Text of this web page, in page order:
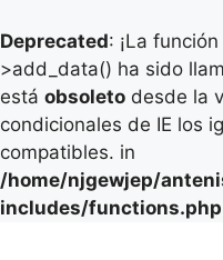
Deprecated: ¡La
>add_data() ha sido
está obsoleto desde la
condicionales de IE los
compatibles. in
/home/njgewjep/
includes/functions.php